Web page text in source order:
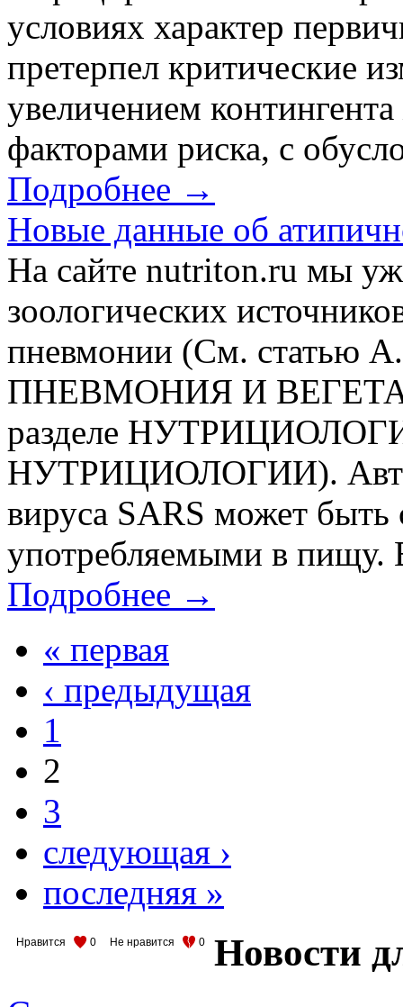
условиях характер
претерпел критические
увеличением
факторами риска, с
Подробнее →
Новые данные об
На сайте nutriton.ru мы
зоологических
пневмонии (См.
ПНЕВМОНИЯ И
разделе
НУТРИЦИОЛОГИИ).
вируса SARS может
употребляемыми в пищу.
Подробнее →
« первая
‹ предыдущая
1
2
3
следующая ›
последняя »
Нравится 0 Не нравится 0 Новости